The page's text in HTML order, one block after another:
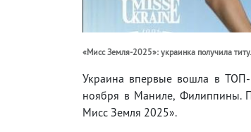
«Мисс Земля-2025»: украинка получила
Украина впервые вошла в ТОП-
ноября в Маниле, Филиппины.
Мисс Земля 2025».